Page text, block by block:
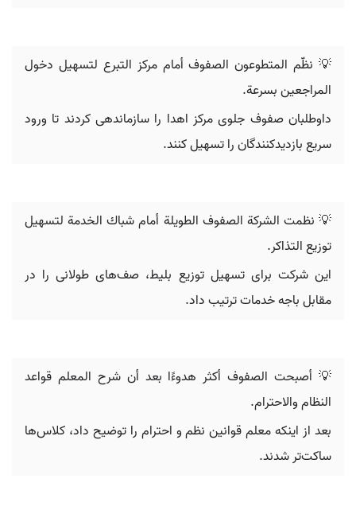
💡 نظّم المتطوعون الصفوف أمام مركز التبرع لتسهيل دخول
المراجعين بسرعة.
داوطلبان صفوف جلوی مرکز اهدا را سازماندهی کردند تا ورود
سریع بازدیدکنندگان را تسهیل کنند.
💡 نظمت الشركة الصفوف الطويلة أمام شباك الخدمة لتسهيل
توزيع التذاكر.
این شرکت برای تسهیل توزیع بلیط، صف‌های طولانی را در
مقابل باجه خدمات ترتیب داد.
💡 أصبحت الصفوف أكثر هدوءًا بعد أن شرح المعلم قواعد
النظام والاحترام.
بعد از اینکه معلم قوانین نظم و احترام را توضیح داد، کلاس‌ها
ساکت‌تر شدند.